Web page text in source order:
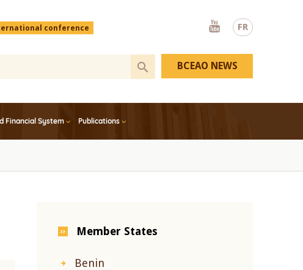
FR
conference
Youtube
Financial System Publications
BCEAO NEWS
Member States
Benin